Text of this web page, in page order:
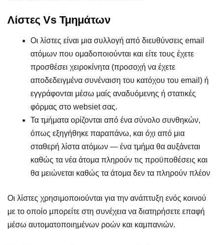
Λίστες Vs Τμημάτων
Οι λίστες είναι μια συλλογή από διευθύνσεις email
ατόμων που ομαδοποιούνται και είτε τους έχετε
προσθέσει χειροκίνητα (προσοχή να έχετε
αποδεδειγμένα συνέναιση του κατόχου του email) ή
εγγράφονται μέσω μαίς αναδυόμενης ή στατικές
φόρμας στο websiet σας.
Τα τμήματα ορίζονται από ένα σύνολο συνθηκών,
όπως εξηγήθηκε παραπάνω, και όχι από μια
σταθερή λίστα ατόμων — ένα τμήμα θα αυξάνεται
καθώς τα νέα άτομα πληρούν τις προϋποθέσεις και
θα μειώνεται καθώς τα άτομα δεν τα πληρούν πλέον
Οι λίστες χρησιμοποιούνται για την ανάπτυξη ενός κοινού
με το οποίο μπορείτε στη συνέχεια να διατηρήσετε επαφή
μέσω αυτοματοποιημένων ροών και καμπανιών.